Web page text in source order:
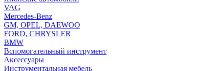
VAG
Mercedes-Benz
GM, OPEL, DAEWOO
FORD, CHRYSLER
BMW
Вспомогательный инструмент
Аксессуары
Инструментальная мебель